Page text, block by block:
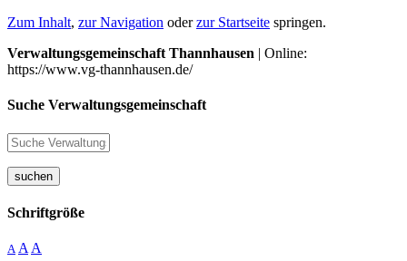
Zum Inhalt, zur Navigation oderzur Startseite springen.
Verwaltungsgemeinschaft Thannhausen | Online:
https://www.vg-thannhausen.de/
Suche Verwaltungsgemeinschaft
suchen
Schriftgröße
A A A